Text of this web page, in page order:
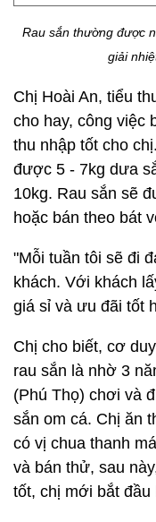
Rau sắn thường được
giải
Chị Hoài An, tiểu
cho hay, công việc
thu nhập tốt cho
được 5 - 7kg dưa
10kg. Rau sắn sẽ
hoặc bán theo bát
"Mỗi tuần tôi sẽ đi
khách. Với khách
giá sỉ và ưu đãi tốt
Chị cho biết, cơ
rau sắn là nhờ 3
(Phú Thọ) chơi và
sắn om cá. Chị ăn
có vị chua thanh
và bán thử, sau
tốt, chị mới bắt đầu